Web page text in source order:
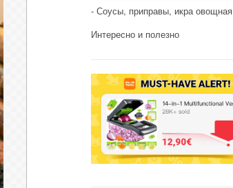
Соусы, приправы, икра овощная
Интересно и полезно